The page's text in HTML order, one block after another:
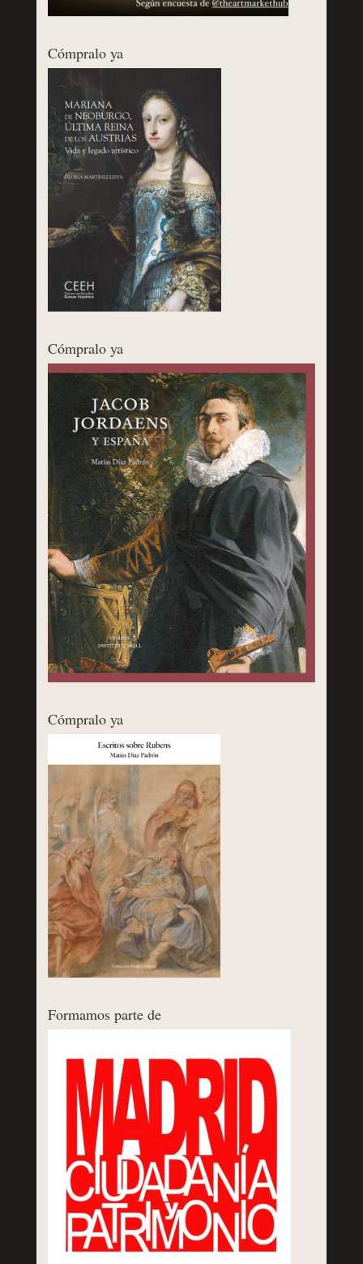
Cómpralo ya
Cómpralo ya
Cómpralo ya
Formamos parte de